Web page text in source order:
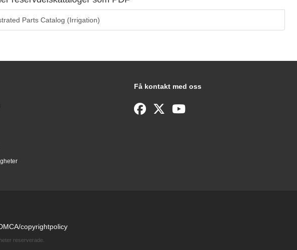
Parts Catalog (Irrigation)
Få kontakt med oss
copyrightpolicy
reserverade.